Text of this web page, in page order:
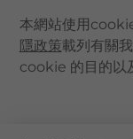
本網站使用
隱政策載列有關
cookie 的目的以
主頁